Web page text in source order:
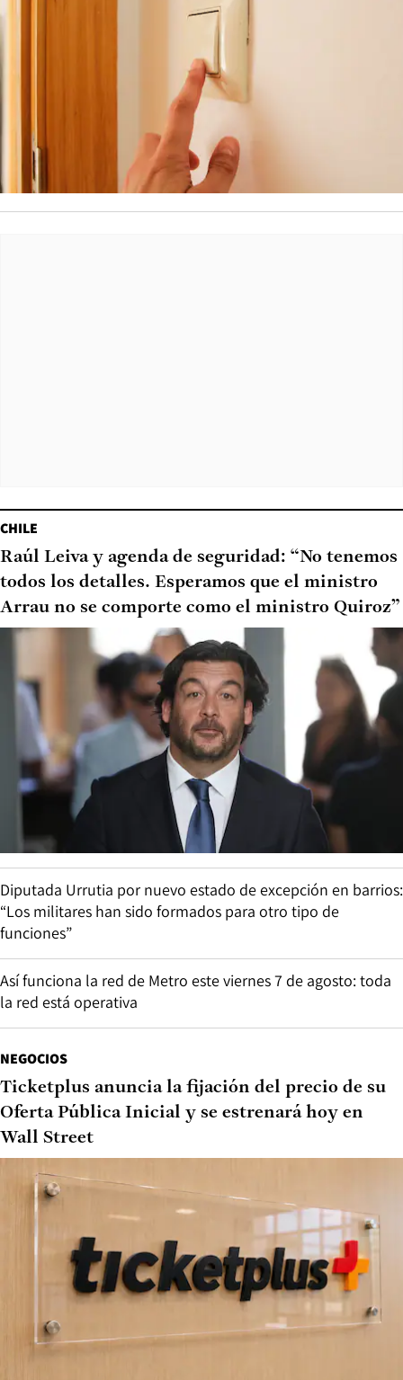
CHILE
Raúl Leiva y agenda de seguridad: “No tenemos
todos los detalles. Esperamos que el ministro
Arrau no se comporte como el ministro Quiroz”
Diputada Urrutia por nuevo estado de excepción en barrios:
“Los militares han sido formados para otro tipo de
funciones”
Así funciona la red de Metro este viernes 7 de agosto: toda
la red está operativa
NEGOCIOS
Ticketplus anuncia la fijación del precio de su
Oferta Pública Inicial y se estrenará hoy en
Wall Street